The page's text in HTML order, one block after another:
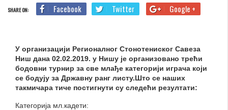
SHARE ON: Facebook Twitter Google +
У организацији Регионалног Стонотениског Савеза
Ниш дана 02.02.2019. у Нишу је организовано трећи
бодовни турнир за све млађе категорији играча који
се бодују за Државну ранг листу.Што се наших
такмичара тиче постигнути су следећи резултати:
Категорија мл.кадети: